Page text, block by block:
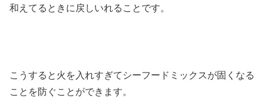
和えてるときに戻しいれることです。
こうすると火を入れすぎてシーフードミックスが固くなる
ことを防ぐことができます。